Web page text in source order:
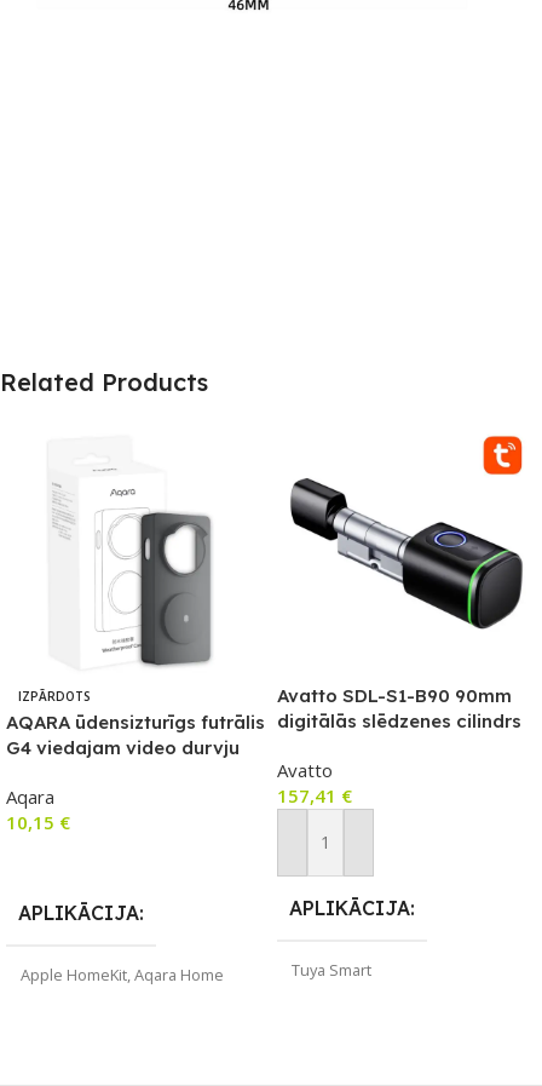
Related Products
IZPĀRDOTS
AQARA ūdensizturīgs futrālis
G4 viedajam video durvju
Aqara
10,15 €
APLIKĀCIJA
Apple HomeKit,Aqara Home
Avatto SDL-S1-B90 90mm
digitālās slēdzenes cilindrs
Avatto
157,41 €
Pievienot Grozam
APLIKĀCIJA
Tuya Smart